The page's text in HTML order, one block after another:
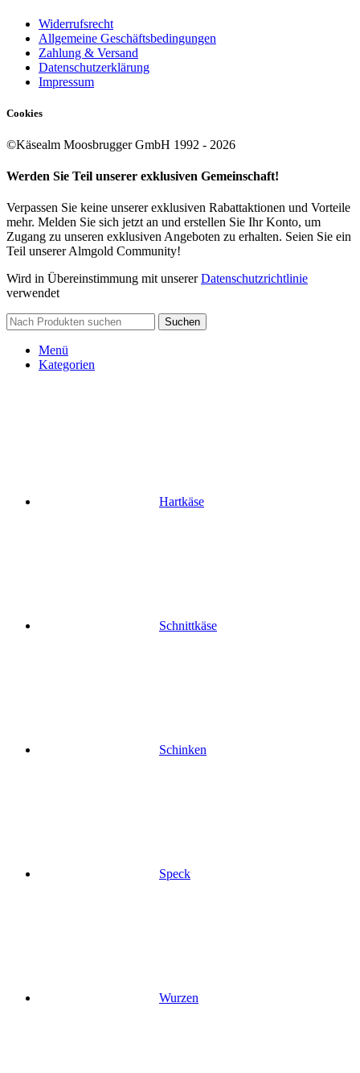
Widerrufsrecht
Allgemeine Geschäftsbedingungen
Zahlung & Versand
Datenschutzerklärung
Impressum
Cookies
©Käsealm Moosbrugger GmbH 1992 - 2026
Werden Sie Teil unserer exklusiven Gemeinschaft!
Verpassen Sie keine unserer exklusiven Rabattaktionen und Vorteile
mehr. Melden Sie sich jetzt an und erstellen Sie Ihr Konto, um
Zugang zu unseren exklusiven Angeboten zu erhalten. Seien Sie ein
Teil unserer Almgold Community!
Wird in Übereinstimmung mit unsererDatenschutzrichtlinie
verwendet
Suchen
Menü
Kategorien
Hartkäse
Schnittkäse
Schinken
Speck
Wurzen